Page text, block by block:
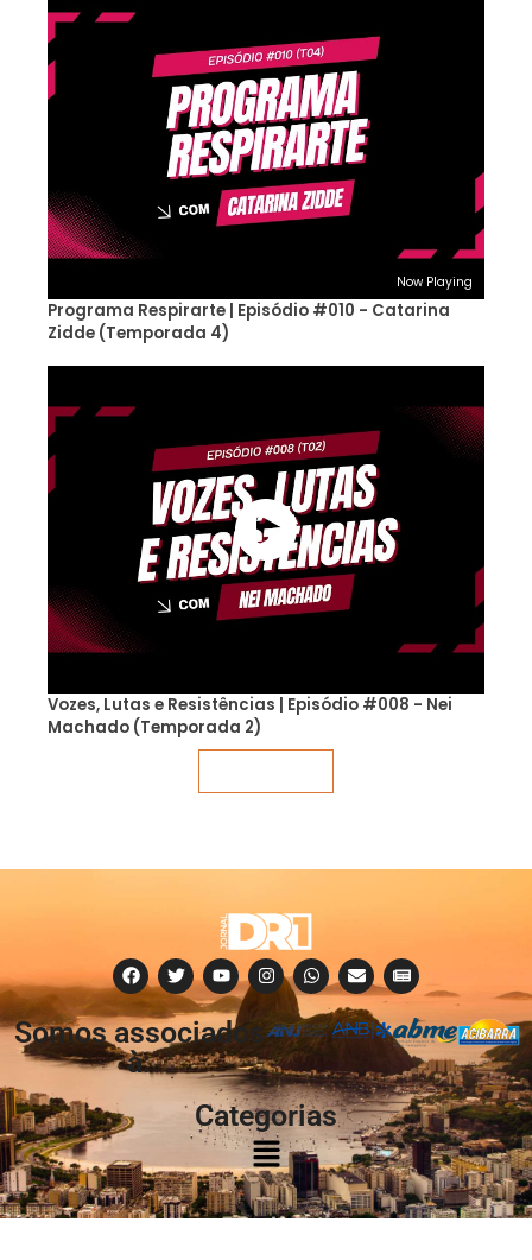
Now Playing
Programa Respirarte | Episódio #010 - Catarina
Zidde (Temporada 4)
Vozes, Lutas e Resistências | Episódio #008 - Nei
Machado (Temporada 2)
Somos associados
à:
Categorias